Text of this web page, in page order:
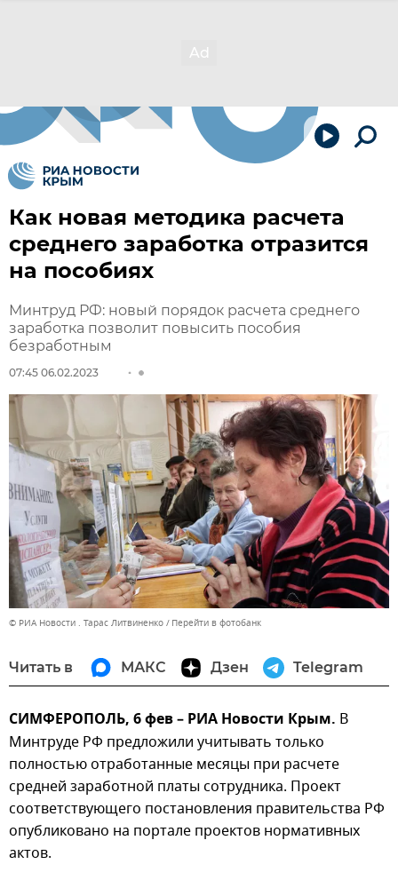
Как новая методика расчета
среднего заработка отразится
на пособиях
Минтруд РФ: новый порядок расчета среднего
заработка позволит повысить пособия
безработным
07:45 06.02.2023
© РИА Новости . Тарас Литвиненко Перейти в фотобанк
Читать в МАКС Дзен Telegram
СИМФЕРОПОЛЬ, 6 фев – РИА Новости Крым. В
Минтруде РФ предложили учитывать только
полностью отработанные месяцы при расчете
средней заработной платы сотрудника. Проект
соответствующего постановления правительства РФ
опубликовано на портале проектов нормативных
актов.